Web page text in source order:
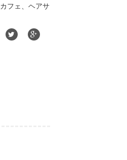
フェ、ヘアサ